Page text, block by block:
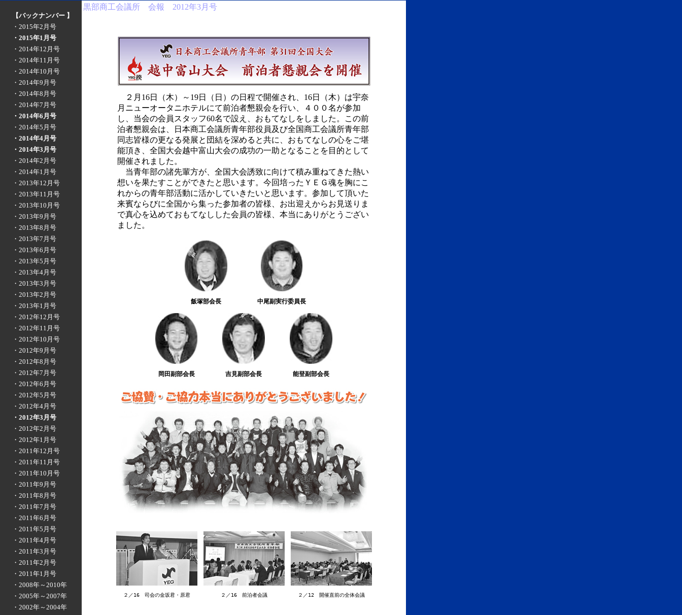
【バックナンバー 】
・2015年2月号
・2015年1月号
・2014年12月号
・2014年11月号
・2014年10月号
・2014年9月号
・2014年8月号
・2014年7月号
・2014年6月号
・2014年5月号
・2014年4月号
・2014年3月号
・2014年2月号
・2014年1月号
・2013年12月号
・2013年11月号
・2013年10月号
・2013年9月号
・2013年8月号
・2013年7月号
・2013年6月号
・2013年5月号
・2013年4月号
・2013年3月号
・2013年2月号
・2013年1月号
・2012年12月号
・2012年11月号
・2012年10月号
・2012年9月号
・2012年8月号
・2012年7月号
・2012年6月号
・2012年5月号
・2012年4月号
・2012年3月号
・2012年2月号
・2012年1月号
・2011年12月号
・2011年11月号
・2011年10月号
・2011年9月号
・2011年8月号
・2011年7月号
・2011年6月号
・2011年5月号
・2011年4月号
・2011年3月号
・2011年2月号
・2011年1月号
・2008年～2010年
・2005年～2007年
・2002年～2004年
黒部商工会議所 会報 2012年3月号
２月16日（木）～19日（日）の日程で開催され、16日（木）は宇奈
月ニューオータニホテルにて前泊者懇親会を行い、４００名が参加
し、当会の会員スタッフ60名で設え、おもてなしをしました。この前
泊者懇親会は、日本商工会議所青年部役員及び全国商工会議所青年部
同志皆様の更なる発展と団結を深めると共に、おもてなしの心をご堪
能頂き、全国大会越中富山大会の成功の一助となることを目的として
開催されました。
当青年部の諸先輩方が、全国大会誘致に向けて積み重ねてきた熱い
想いを果たすことができたと思います。今回培ったＹＥＧ魂を胸にこ
れからの青年部活動に活かしていきたいと思います。参加して頂いた
来賓ならびに全国から集った参加者の皆様、お出迎えからお見送りま
で真心を込めておもてなしした会員の皆様、本当にありがとうござい
ました。
飯塚部会長 中尾副実行委員長
岡田副部会長 吉見副部会長 能登副部会長
２／16 司会の金坂君・原君 ２／16 前泊者会議 ２／12 開催直前の全体会議